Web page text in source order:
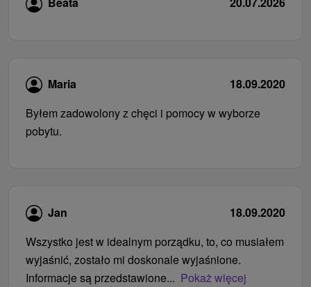
Maria
18.09.2020
Byłem zadowolony z chęci i pomocy w wyborze
pobytu.
Jan
18.09.2020
Wszystko jest w idealnym porządku, to, co musiałem
wyjaśnić, zostało mi doskonale wyjaśnione.
Informacje są przedstawione... Pokaż więcej